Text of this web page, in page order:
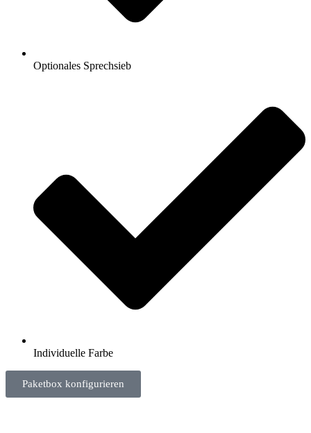
Optionales Sprechsieb
Individuelle Farbe
Paketbox konfigurieren